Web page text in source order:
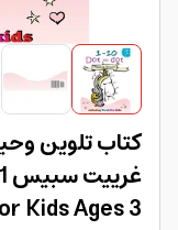
كتاب تلوين
Kids Ages 3+